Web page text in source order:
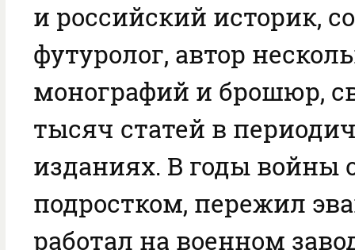
и российский историк,
футуролог, автор
монографий и брошюр,
тысяч статей в
изданиях. В годы войны
подростком, пережил
работал на военном